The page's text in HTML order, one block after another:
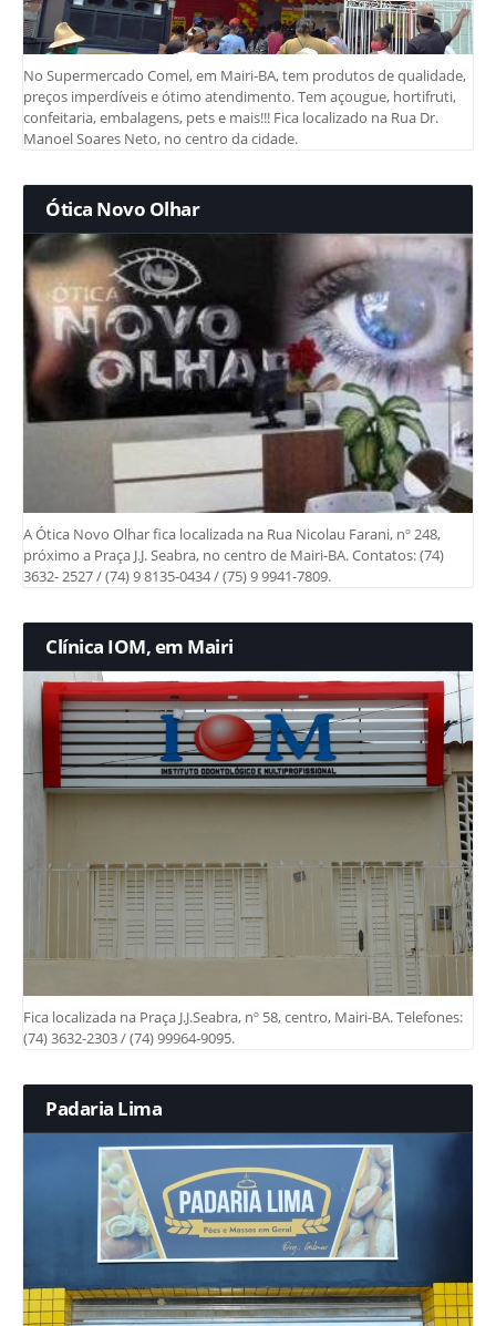
No Supermercado Comel, em Mairi-BA, tem produtos de qualidade,
preços imperdíveis e ótimo atendimento. Tem açougue, hortifruti,
confeitaria, embalagens, pets e mais!!! Fica localizado na Rua Dr.
Manoel Soares Neto, no centro da cidade.
Ótica Novo Olhar
A Ótica Novo Olhar fica localizada na Rua Nicolau Farani, nº 248,
próximo a Praça J.J. Seabra, no centro de Mairi-BA. Contatos: (74)
3632- 2527 / (74) 9 8135-0434 / (75) 9 9941-7809.
Clínica IOM, em Mairi
Fica localizada na Praça J.J.Seabra, nº 58, centro, Mairi-BA. Telefones:
(74) 3632-2303 / (74) 99964-9095.
Padaria Lima